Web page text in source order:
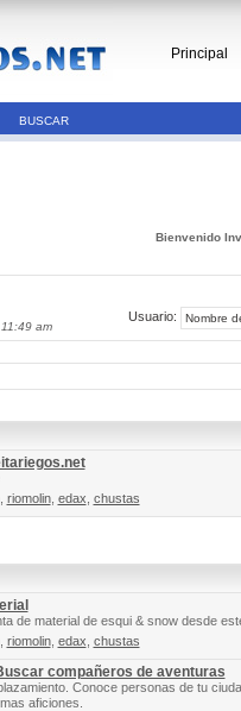
Principal
BUSCAR
Bienvenido
am
Usuario:
riomolin, edax chustas
de material de esqui & snow desde
riomolin, edax chustas
compañeros de aventuras
Conoce personas de tu
aficiones.